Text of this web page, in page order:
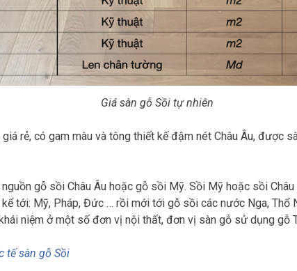
Giá sàn gỗ Sồi tự nhiên
rẻ, có gam màu và tông thiết kế đậm nét Châu Âu, được
gỗ sồi Châu Âu hoặc gỗ sồi Mỹ. Sồi Mỹ hoặc sồi
tới: Mỹ, Pháp, Đức … rồi mới tới gỗ sồi các nước Nga, Thổ
niệm ở một số đơn vị nội thất, đơn vị sàn gỗ sử dụng gỗ
tế sàn gỗ Sồi